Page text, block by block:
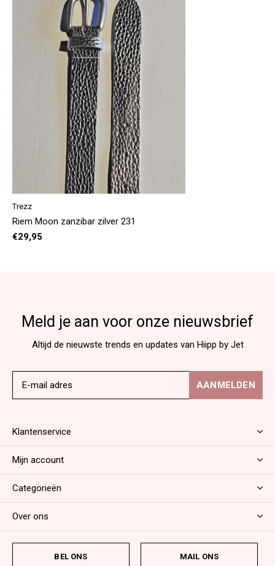
Trezz
Riem Moon zanzibar zilver 231
€29,95
Meld je aan voor onze nieuwsbrief
Altijd de nieuwste trends en updates van Hiipp by Jet
AANMELDEN
Klantenservice
Mijn account
Categorieën
Over ons
BEL ONS MAIL ONS